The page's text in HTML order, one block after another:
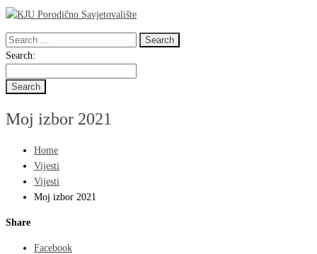
Search
for:
Search
Search:
Moj izbor 2021
Home
Vijesti
Vijesti
Moj izbor 2021
Share
Facebook